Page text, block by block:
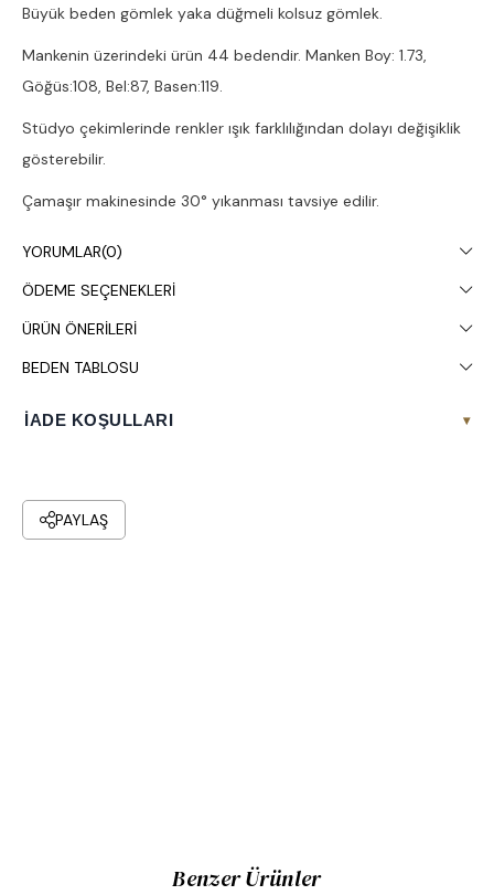
Büyük beden gömlek yaka düğmeli kolsuz gömlek.
Mankenin üzerindeki ürün 44 bedendir. Manken Boy: 1.73,
Göğüs:108, Bel:87, Basen:119.
Stüdyo çekimlerinde renkler ışık farklılığından dolayı değişiklik
gösterebilir.
Çamaşır makinesinde 30° yıkanması tavsiye edilir.
YORUMLAR(0)
ÖDEME SEÇENEKLERI
ÜRÜN ÖNERILERI
BEDEN TABLOSU
İADE KOŞULLARI ▾
PAYLAŞ
Benzer Ürünler